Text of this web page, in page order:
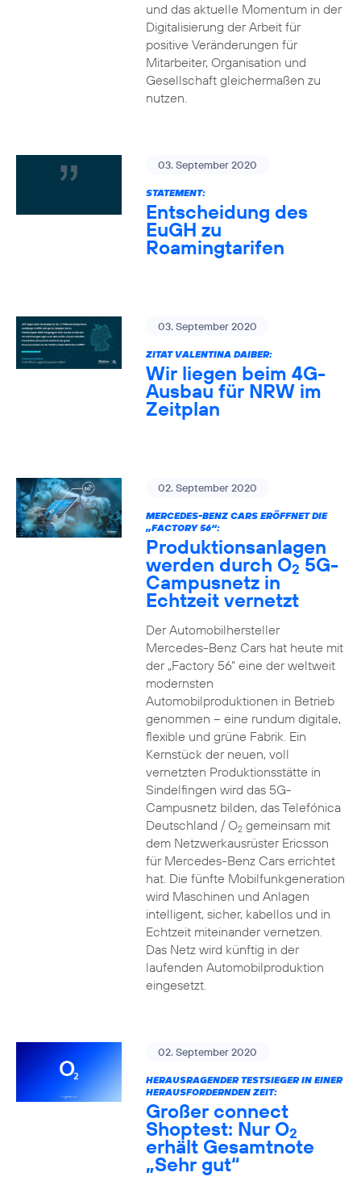
und das aktuelle Momentum in der
Digitalisierung der Arbeit für
positive Veränderungen für
Mitarbeiter, Organisation und
Gesellschaft gleichermaßen zu
nutzen.
03. September 2020
STATEMENT:
Entscheidung des
EuGH zu
Roamingtarifen
03. September 2020
ZITAT VALENTINA DAIBER:
Wir liegen beim 4G-
Ausbau für NRW im
Zeitplan
02. September 2020
MERCEDES-BENZ CARS ERÖFFNET DIE
„FACTORY 56“:
Produktionsanlagen
werden durch O25G-
Campusnetz in
Echtzeit vernetzt
Der Automobilhersteller
Mercedes-Benz Cars hat heute mit
der „Factory 56“ eine der weltweit
modernsten
Automobilproduktionen in Betrieb
genommen – eine rundum digitale,
flexible und grüne Fabrik. Ein
Kernstück der neuen, voll
vernetzten Produktionsstätte in
Sindelfingen wird das 5G-
Campusnetz bilden, das Telefónica
Deutschland / O2gemeinsam mit
dem Netzwerkausrüster Ericsson
für Mercedes-Benz Cars errichtet
hat. Die fünfte Mobilfunkgeneration
wird Maschinen und Anlagen
intelligent, sicher, kabellos und in
Echtzeit miteinander vernetzen.
Das Netz wird künftig in der
laufenden Automobilproduktion
eingesetzt.
02. September 2020
HERAUSRAGENDER TESTSIEGER IN EINER
HERAUSFORDERNDEN ZEIT:
Großer connect
Shoptest: Nur O2
erhält Gesamtnote
„Sehr gut“